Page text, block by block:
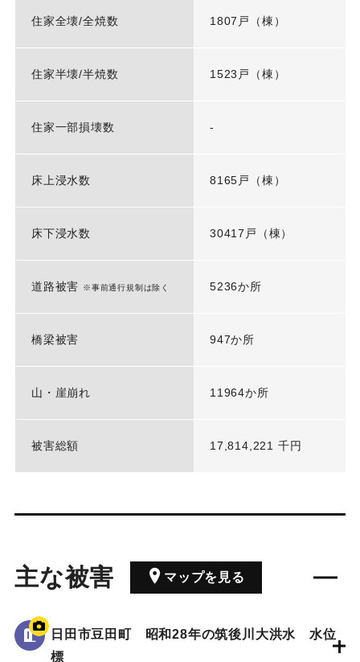
住家全壊/全焼数 1807戸（棟）
住家半壊/半焼数 1523戸（棟）
住家一部損壊数 -
床上浸水数 8165戸（棟）
床下浸水数 30417戸（棟）
道路被害 ※事前通行規制は除く 5236か所
橋梁被害 947か所
山・崖崩れ 11964か所
被害総額 17,814,221 千円
主な被害 マップを見る
日田市豆田町 昭和28年の筑後川大洪水 水位
標